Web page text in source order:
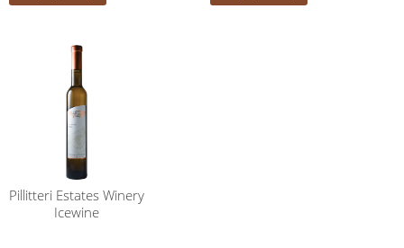
Pillitteri Estates Winery
Icewine